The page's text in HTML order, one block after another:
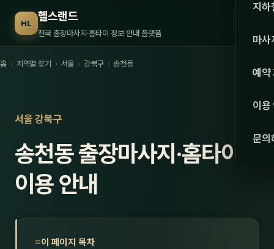
HL 헬스랜드
전국 출장마사지·홈타이 정보 안내 플랫폼 서울
강원·
강원
충북
지하
마사
관리
스
예약
이용
문의
홈 › 지역별 찾기 › 서울 › 강북구 › 송천동
서울 강북구
송천동 출장마사지·홈타이
이용 안내
이 페이지 목차